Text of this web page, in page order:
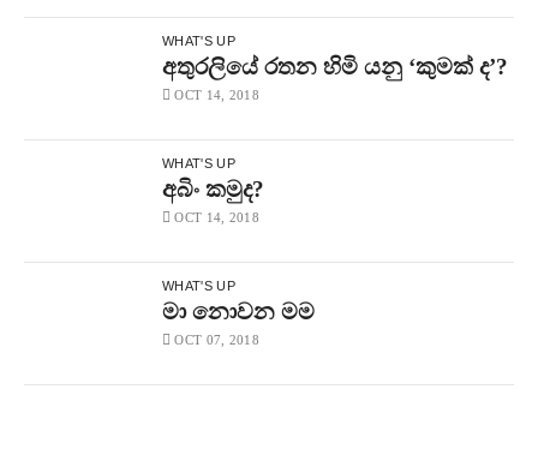
WHAT'S UP
අතුරලියේ රතන හිමි යනු ‘කුමක් ද’?
OCT 14, 2018
WHAT'S UP
අබිං කමුද?
OCT 14, 2018
WHAT'S UP
මා නොවන මම
OCT 07, 2018